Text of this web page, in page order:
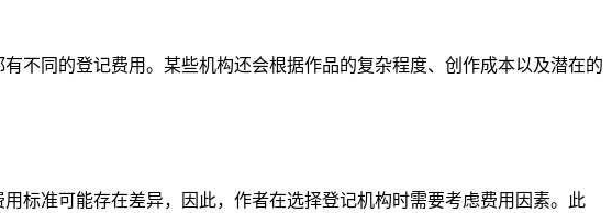
不同的登记费用。某些机构还会根据作品的复杂程度、创作成本以及潜在的
标准可能存在差异，因此，作者在选择登记机构时需要考虑费用因素。此